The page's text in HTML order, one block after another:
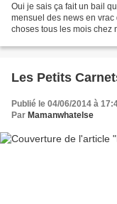
Oui je sais ça fait un bail
mensuel des news en
choses tous les mois chez
Les Petits
Publié le 04/06/2014 à
Par Mamanwhatelse